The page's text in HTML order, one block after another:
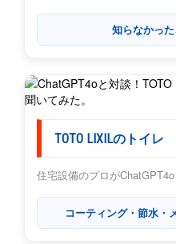
知らなかっ
TOTO LIXILのトイ
住宅設備のプロがChatGPT4o
コーティング・節水・